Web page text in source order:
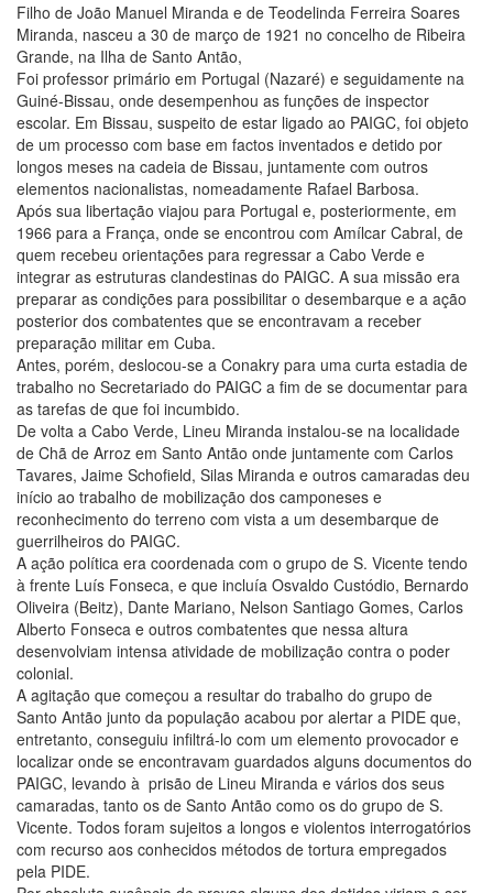
Filho de João Manuel Miranda e de Teodelinda Ferreira Soares
Miranda, nasceu a 30 de março de 1921 no concelho de Ribeira
Grande, na Ilha de Santo Antão,
Foi professor primário em Portugal (Nazaré) e seguidamente na
Guiné-Bissau, onde desempenhou as funções de inspector
escolar. Em Bissau, suspeito de estar ligado ao PAIGC, foi objeto
de um processo com base em factos inventados e detido por
longos meses na cadeia de Bissau, juntamente com outros
elementos nacionalistas, nomeadamente Rafael Barbosa.
Após sua libertação viajou para Portugal e, posteriormente, em
1966 para a França, onde se encontrou com Amílcar Cabral, de
quem recebeu orientações para regressar a Cabo Verde e
integrar as estruturas clandestinas do PAIGC. A sua missão era
preparar as condições para possibilitar o desembarque e a ação
posterior dos combatentes que se encontravam a receber
preparação militar em Cuba.
Antes, porém, deslocou-se a Conakry para uma curta estadia de
trabalho no Secretariado do PAIGC a fim de se documentar para
as tarefas de que foi incumbido.
De volta a Cabo Verde, Lineu Miranda instalou-se na localidade
de Chã de Arroz em Santo Antão onde juntamente com Carlos
Tavares, Jaime Schofield, Silas Miranda e outros camaradas deu
início ao trabalho de mobilização dos camponeses e
reconhecimento do terreno com vista a um desembarque de
guerrilheiros do PAIGC.
A ação política era coordenada com o grupo de S. Vicente tendo
à frente Luís Fonseca, e que incluía Osvaldo Custódio, Bernardo
Oliveira (Beitz), Dante Mariano, Nelson Santiago Gomes, Carlos
Alberto Fonseca e outros combatentes que nessa altura
desenvolviam intensa atividade de mobilização contra o poder
colonial.
A agitação que começou a resultar do trabalho do grupo de
Santo Antão junto da população acabou por alertar a PIDE que,
entretanto, conseguiu infiltrá-lo com um elemento provocador e
localizar onde se encontravam guardados alguns documentos do
PAIGC, levando à prisão de Lineu Miranda e vários dos seus
camaradas, tanto os de Santo Antão como os do grupo de S.
Vicente. Todos foram sujeitos a longos e violentos interrogatórios
com recurso aos conhecidos métodos de tortura empregados
pela PIDE.